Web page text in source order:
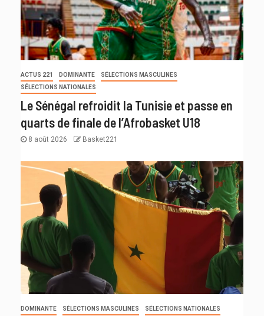
ACTUS 221 DOMINANTE
SÉLECTIONS MASCULINES
SÉLECTIONS NATIONALES
Le Sénégal refroidit la Tunisie et passe en
quarts de finale de l’Afrobasket U18
8 août 2026 Basket221
DOMINANTE SÉLECTIONS MASCULINES SÉLECTIONS NATIONALES